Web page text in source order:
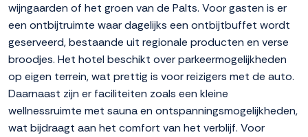
wijngaarden of het groen van de Palts. Voor gasten is er
een ontbijtruimte waar dagelijks een ontbijtbuffet wordt
geserveerd, bestaande uit regionale producten en verse
broodjes. Het hotel beschikt over parkeermogelijkheden
op eigen terrein, wat prettig is voor reizigers met de auto.
Daarnaast zijn er faciliteiten zoals een kleine
wellnessruimte met sauna en ontspanningsmogelijkheden,
wat bijdraagt aan het comfort van het verblijf. Voor